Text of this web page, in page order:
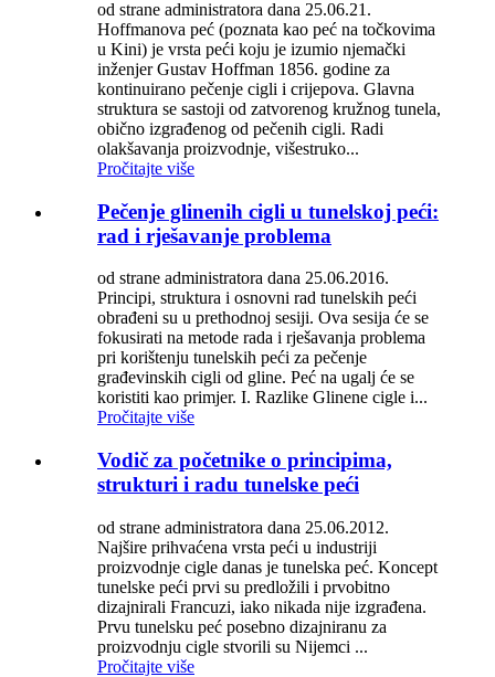
od strane administratora dana 25.06.21.
Hoffmanova peć (poznata kao peć na točkovima
u Kini) je vrsta peći koju je izumio njemački
inženjer Gustav Hoffman 1856. godine za
kontinuirano pečenje cigli i crijepova. Glavna
struktura se sastoji od zatvorenog kružnog tunela,
obično izgrađenog od pečenih cigli. Radi
olakšavanja proizvodnje, višestruko...
Pročitajte više
Pečenje glinenih cigli u tunelskoj peći:
rad i rješavanje problema
od strane administratora dana 25.06.2016.
Principi, struktura i osnovni rad tunelskih peći
obrađeni su u prethodnoj sesiji. Ova sesija će se
fokusirati na metode rada i rješavanja problema
pri korištenju tunelskih peći za pečenje
građevinskih cigli od gline. Peć na ugalj će se
koristiti kao primjer. I. Razlike Glinene cigle i...
Pročitajte više
Vodič za početnike o principima,
strukturi i radu tunelske peći
od strane administratora dana 25.06.2012.
Najšire prihvaćena vrsta peći u industriji
proizvodnje cigle danas je tunelska peć. Koncept
tunelske peći prvi su predložili i prvobitno
dizajnirali Francuzi, iako nikada nije izgrađena.
Prvu tunelsku peć posebno dizajniranu za
proizvodnju cigle stvorili su Nijemci ...
Pročitajte više